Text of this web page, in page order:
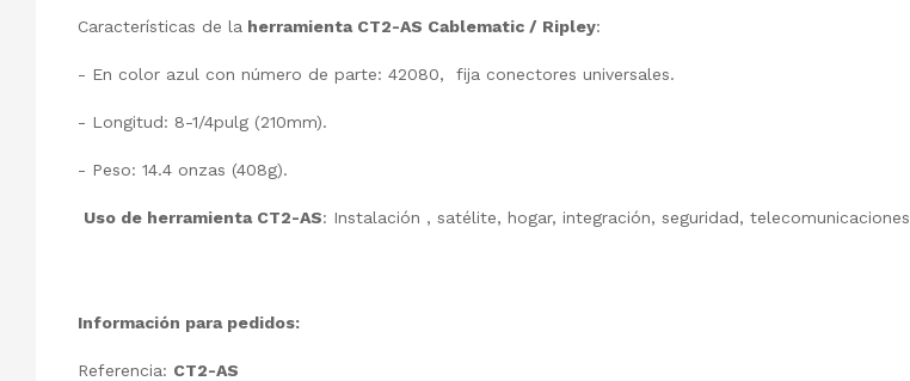
Características de la herramienta CT2-AS Cablematic / Ripley:
- En color azul con número de parte: 42080, fija conectores universales.
- Longitud: 8-1/4pulg (210mm).
- Peso: 14.4 onzas (408g).
Uso de herramienta CT2-AS: Instalación , satélite, hogar, integración, seguridad, telecomunicaciones
Información para pedidos:
Referencia: CT2-AS